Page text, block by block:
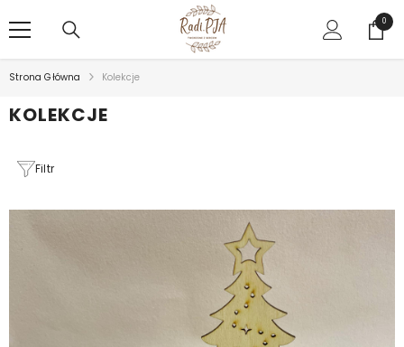
00
Strona Główna Kolekcje
KOLEKCJE
Filtr